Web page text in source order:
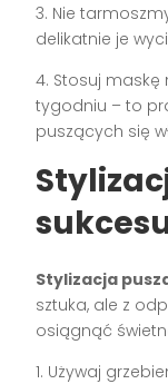
3. Nie
delikatnie je
4. Stosuj
tygodniu – to
puszących się
Stylizacja
sztuka, ale z
osiągnąć
1. Używaj